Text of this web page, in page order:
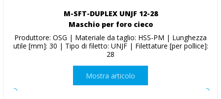
M-SFT-DUPLEX UNJF 12-28
Maschio per foro cieco
Produttore: OSG | Materiale da taglio: HSS-PM | Lunghezza
utile [mm]: 30 | Tipo di filetto: UNJF | Filettature [per pollice]:
28
Mostra articolo